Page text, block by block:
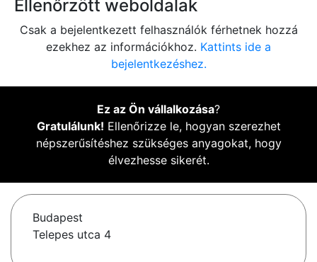
Ellenőrzött weboldalak
Csak a bejelentkezett felhasználók férhetnek hozzá
ezekhez az információkhoz. Kattints ide a
bejelentkezéshez.
Ez az Ön vállalkozása?
Gratulálunk! Ellenőrizze le, hogyan szerezhet
népszerűsítéshez szükséges anyagokat, hogy
élvezhesse sikerét.
Budapest
Telepes utca 4